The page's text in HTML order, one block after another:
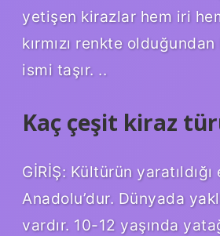
yetişen kirazlar hem iri
kırmızı renkte
ismi taşır. ..
Kaç çeşit kiraz
GİRİŞ: Kültürün
Anadolu’dur. Dünyada
vardır. 10-12 yaşında